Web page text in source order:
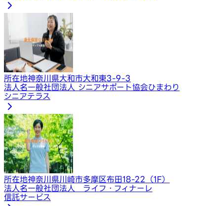
所在地神奈川県大和市大和東3-9-3
法人名一般社団法人 シニアサポート協会ひまわり
シニアテラス
所在地神奈川県川崎市多摩区布田18-22（1F）
法人名一般社団法人 ライフ・フィナーレ
信託サービス